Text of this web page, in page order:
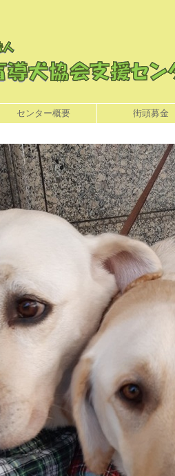
センター概要 街頭募金